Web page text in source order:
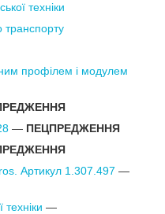
техніки
транспорту
профілем і модулем
― ПЕЦПРЕДЖЕННЯ
Артикул 1.307.497 ―
техніки ―